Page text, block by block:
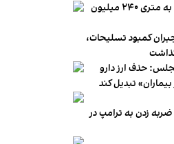
میانگین قیمت مسکن در تهران به متری ۲۴۰ میلیون
کمبود تسلیحات،
حذف ارز دارو
زدن به ترامپ در